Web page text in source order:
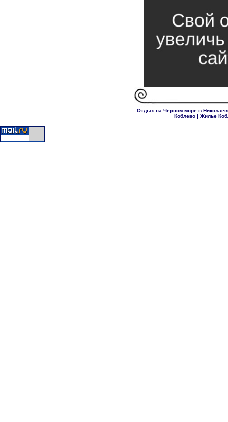
Отдых на Черном море в
Коблево | Жилье